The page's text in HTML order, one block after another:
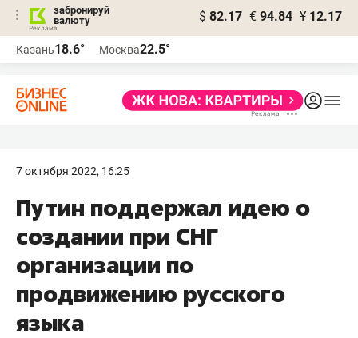
забронируй
валюту
$ 82.17 € 94.84 ¥ 12.17
Казань18.6° Москва22.5°
7 октября 2022, 16:25
Путин поддержал идею о
создании при СНГ
организации по
продвижению русского
языка